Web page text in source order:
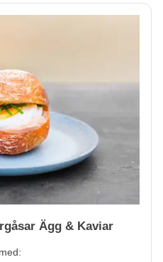
Ägg & Kaviar